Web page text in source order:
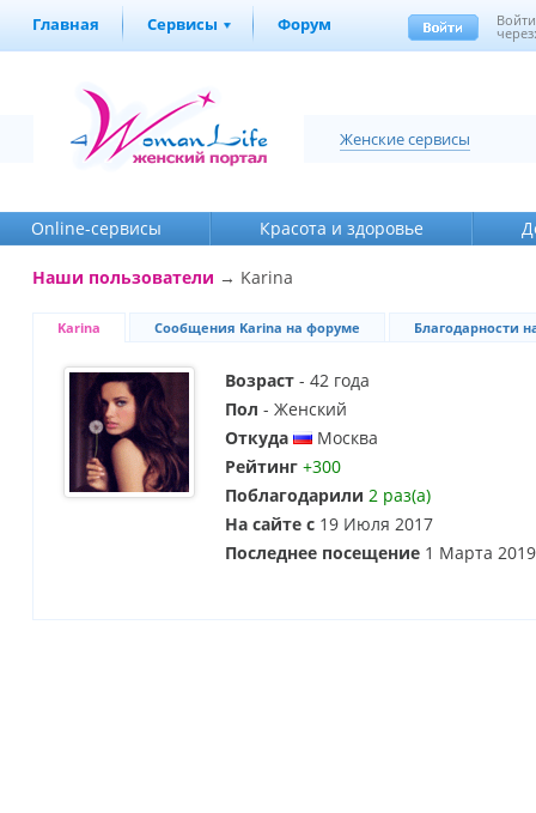
Главная Сервисы Форум Войти
Женские сервисы
Online-cервисы Красота и здоровье
Наши пользователи → Karina
Karina Сообщения Karina на форуме Благодарности
Возраст - 42 года
Пол - Женский
Откуда
Москва
Рейтинг +300
Поблагодарили 2 раз(а)
На сайте с 19 Июля 2017
Последнее посещение 1 Марта